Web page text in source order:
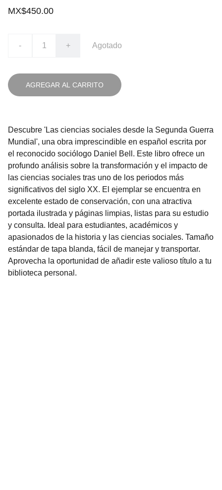
MX$450.00
- + Agotado
AGREGAR AL CARRITO
Descubre 'Las ciencias sociales desde la Segunda Guerra
Mundial', una obra imprescindible en español escrita por
el reconocido sociólogo Daniel Bell. Este libro ofrece un
profundo análisis sobre la transformación y el impacto de
las ciencias sociales tras uno de los periodos más
significativos del siglo XX. El ejemplar se encuentra en
excelente estado de conservación, con una atractiva
portada ilustrada y páginas limpias, listas para su estudio
y consulta. Ideal para estudiantes, académicos y
apasionados de la historia y las ciencias sociales. Tamaño
estándar de tapa blanda, fácil de manejar y transportar.
Aprovecha la oportunidad de añadir este valioso título a tu
biblioteca personal.